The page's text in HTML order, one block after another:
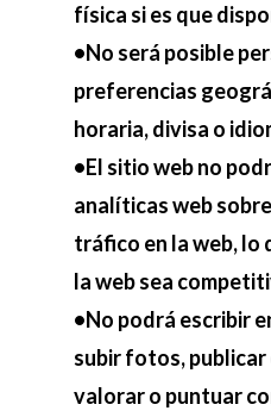
física si es que
•No será posible
preferencias
horaria, divisa o
•El sitio web no
analíticas web
tráfico en la web, lo
la web sea
•No podrá escribir
subir fotos,
valorar o puntuar